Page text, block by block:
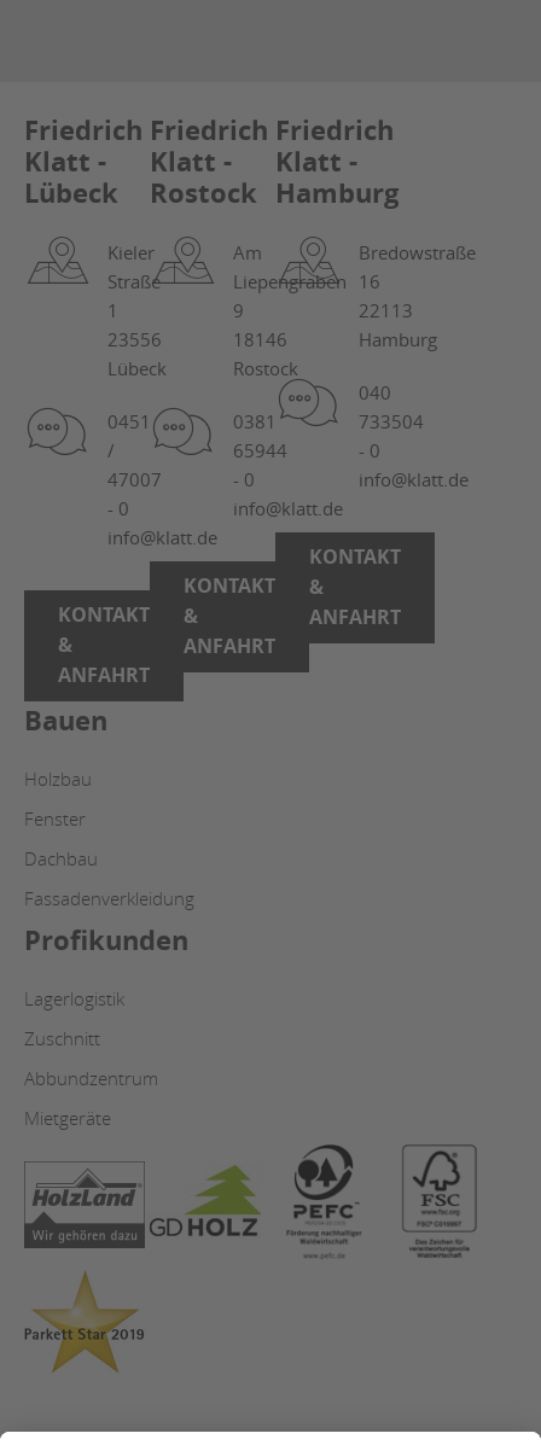
Friedrich
Klatt -
Lübeck
Kieler
Straße
1
23556
Lübeck
0451
/
47007
- 0
info@klatt.de
KONTAKT
&
ANFAHRT
Friedrich
Klatt -
Rostock
Am
Liepengraben
9
18146
Rostock
0381
65944
- 0
info@klatt.de
KONTAKT
&
ANFAHRT
Friedrich
Klatt -
Hamburg
Bredowstraße
16
22113
Hamburg
040
733504
- 0
info@klatt.de
KONTAKT
&
ANFAHRT
Bauen
Holzbau
Fenster
Dachbau
Fassadenverkleidung
Profikunden
Lagerlogistik
Zuschnitt
Abbundzentrum
Mietgeräte